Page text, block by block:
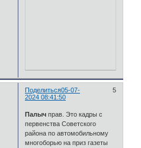
Поделиться 5
05-07-
2024 08:41:50
Палыч прав. Это кадры с
первенства Советского
района по автомобильному
многоборью на приз газеты